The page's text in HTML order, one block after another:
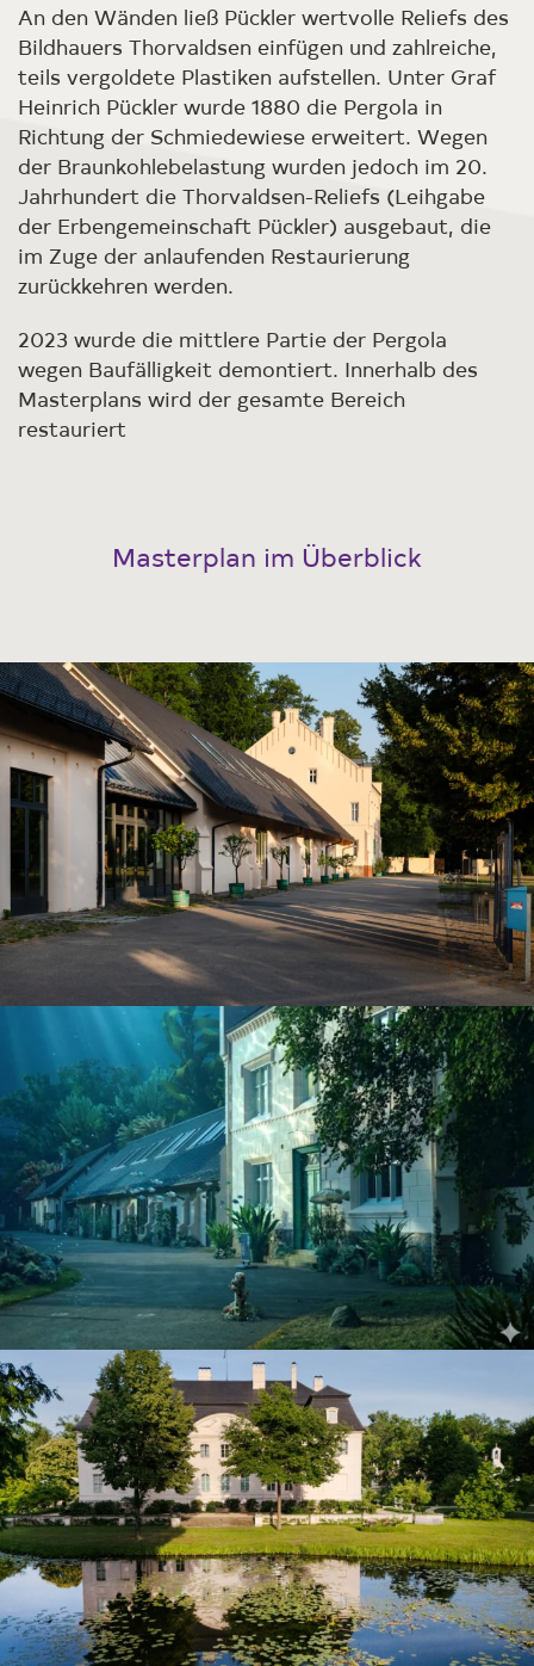
An den Wänden ließ Pückler wertvolle Reliefs des
Bildhauers Thorvaldsen einfügen und zahlreiche,
teils vergoldete Plastiken aufstellen. Unter Graf
Heinrich Pückler wurde 1880 die Pergola in
Richtung der Schmiedewiese erweitert. Wegen
der Braunkohlebelastung wurden jedoch im 20.
Jahrhundert die Thorvaldsen-Reliefs (Leihgabe
der Erbengemeinschaft Pückler) ausgebaut, die
im Zuge der anlaufenden Restaurierung
zurückkehren werden.
2023 wurde die mittlere Partie der Pergola
wegen Baufälligkeit demontiert. Innerhalb des
Masterplans wird der gesamte Bereich
restauriert
Masterplan im Überblick